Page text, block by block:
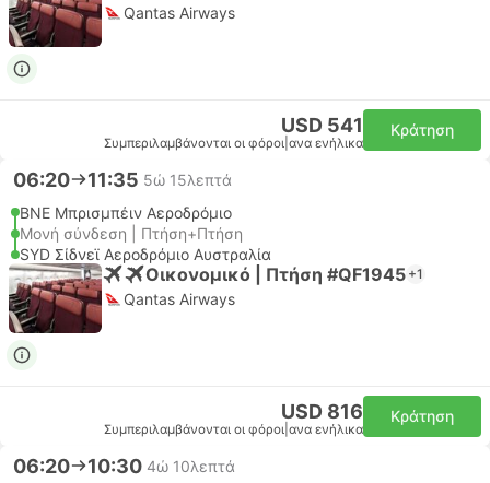
Qantas Airways
USD 541
Συμπεριλαμβάνονται οι φόροι ανα ενήλικα
Κράτηση
06:20 11:35 5ώ 15λεπτά
BNE Μπρισμπέιν Αεροδρόμιο
Μονή σύνδεση | Πτήση+Πτήση
SYD Σίδνεϊ Αεροδρόμιο Αυστραλία
Οικονομικό | Πτήση #QF1945 +1
Qantas Airways
USD 816
Συμπεριλαμβάνονται οι φόροι ανα ενήλικα
Κράτηση
06:20 10:30 4ώ 10λεπτά